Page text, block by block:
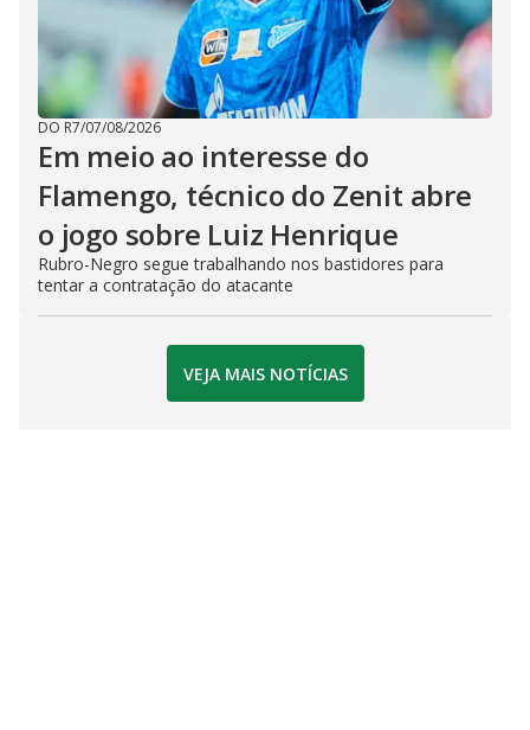
DO R7/07/08/2026
Em meio ao interesse do
Flamengo, técnico do Zenit abre
o jogo sobre Luiz Henrique
Rubro-Negro segue trabalhando nos bastidores para
tentar a contratação do atacante
VEJA MAIS NOTÍCIAS